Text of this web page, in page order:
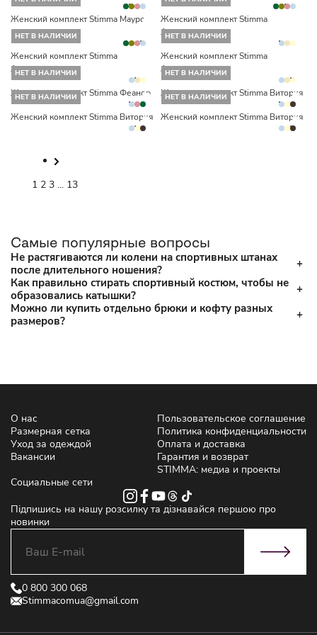
Женский комплект Stimma Мауро
Женский комплект Stimma
Азриэль
НЕТ В НАЛИЧИИ
Женский комплект Stimma
Азриэль
НЕТ В НАЛИЧИИ
Женский комплект Stimma
Азриэль
НЕТ В НАЛИЧИИ
Женский комплект Stimma Феанор
НЕТ В НАЛИЧИИ
Женский комплект Stimma Витория
НЕТ В НАЛИЧИИ
Женский комплект Stimma Витория
НЕТ В НАЛИЧИИ
Женский комплект Stimma Витория
1 2 3 ... 13
Самые популярные вопросы
Не растягиваются ли колени на спортивных штанах
после длительного ношения?
Как правильно стирать спортивный костюм, чтобы не
образовались катышки?
Можно ли купить отдельно брюки и кофту разных
размеров?
О нас
Размерная сетка
Уход за одеждой
Вакансии
Пользовательское соглашение
Политика конфиденциальности
Оплата и доставка
Гарантия и возврат
STIMMA: медиа и проекты
Социальные сети
Підпишись на нашу розсилку та дізнавайся першою про
новинки
0 800 300 068
Stimmacomua@gmail.com